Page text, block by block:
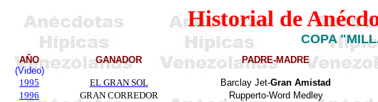
Historial de
COPA
AÑO
(Video)
GANADOR PADRE-MADRE
1995 EL GRAN SOL Barclay Jet-Gran Amistad
1996
GRAN CORREDOR Rupperto-Word Medley